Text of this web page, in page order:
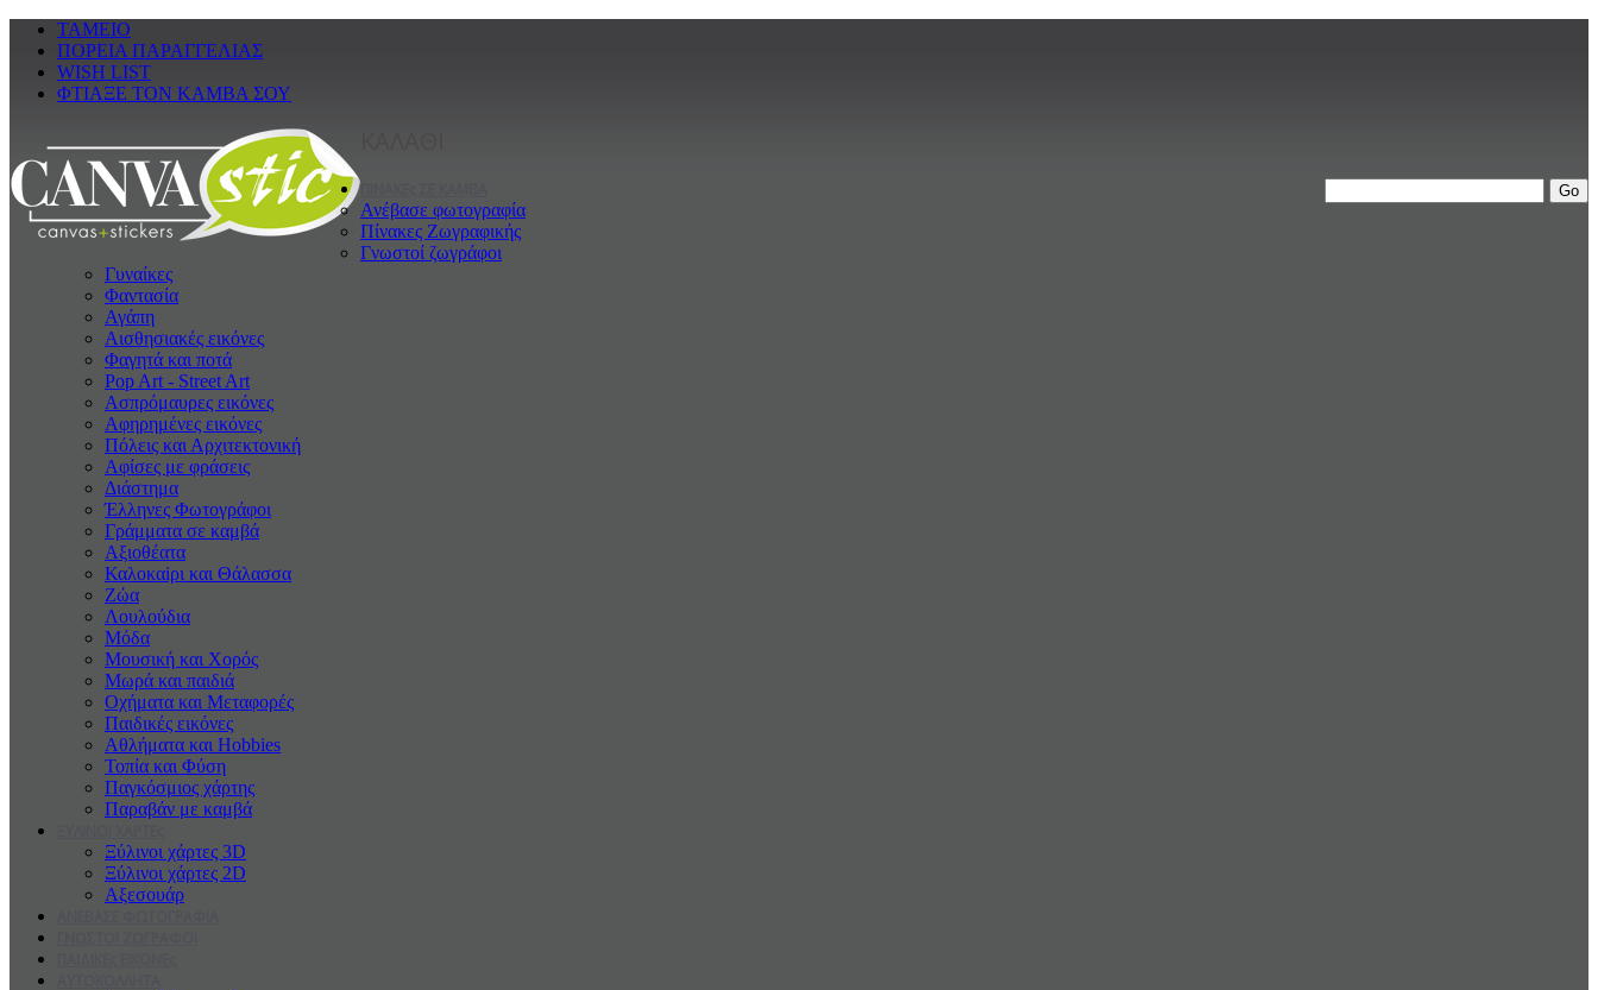
ΤΑΜΕΙΟ
ΠΟΡΕΙΑ ΠΑΡΑΓΓΕΛΙΑΣ
WISH LIST
ΦΤΙΑΞΕ ΤΟΝ ΚΑΜΒΑ ΣΟΥ
Ανέβασε φωτογραφία
Πίνακες Ζωγραφικής
Γνωστοί ζωγράφοι
Γυναίκες
Φαντασία
Αγάπη
Αισθησιακές εικόνες
Φαγητά και ποτά
Pop Art - Street Art
Ασπρόμαυρες εικόνες
Αφηρημένες εικόνες
Πόλεις και Αρχιτεκτονική
Αφίσες με φράσεις
Διάστημα
Έλληνες Φωτογράφοι
Γράμματα σε καμβά
Αξιοθέατα
Καλοκαiρι και Θάλασσα
Ζώα
Λουλούδια
Μόδα
Μουσική και Χορός
Μωρά και παιδιά
Οχήματα και Μεταφορές
Παιδικές εικόνες
Αθλήματα και Hobbies
Τοπία και Φύση
Παγκόσμιος χάρτης
Παραβάν με καμβά
Ξύλινοι χάρτες 3D
Ξύλινοι χάρτες 2D
Αξεσουάρ